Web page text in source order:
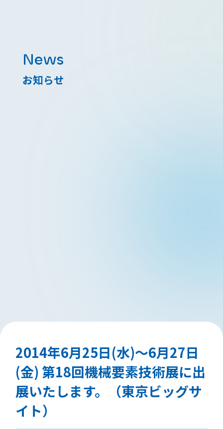
News
お知らせ
2014年6月25日(水)～6月27日
(金) 第18回機械要素技術展に出
展いたします。（東京ビッグサ
イト）